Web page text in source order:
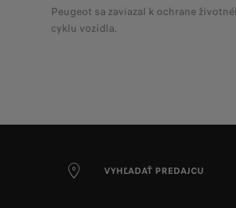
Peugeot sa zaviazal k ochrane
cyklu vozidla.
VYHĽADAŤ PREDAJCU